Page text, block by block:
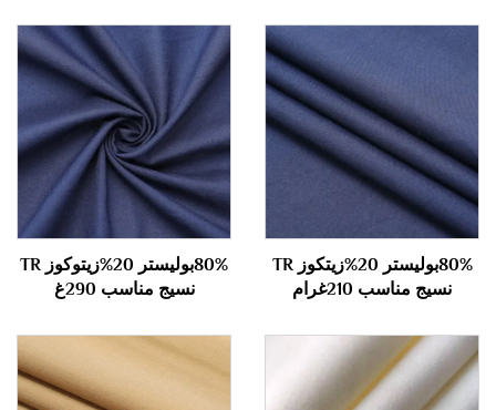
80%بوليستر 20%زيتكوز TR
نسيج مناسب 210غرام
80%بوليستر 20%زيتوكوز TR
نسيج مناسب 290غ